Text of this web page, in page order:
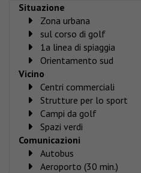
Situazione
Zona urbana
sul corso di golf
1a linea di spiaggia
Orientamento sud
Vicino
Centri commerciali
Strutture per lo sport
Campi da golf
Spazi verdi
Comunicazioni
Autobus
Aeroporto (30 min.)